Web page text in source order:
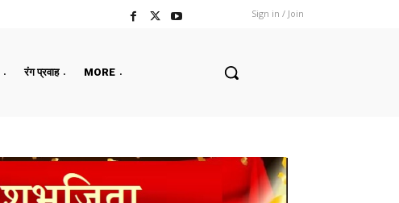
Sign in / Join
रंग प्रवाह MORE